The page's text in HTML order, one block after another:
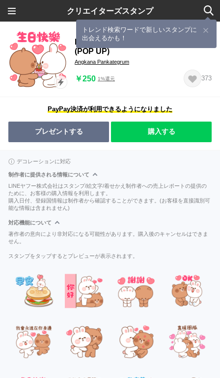
クリエイターズスタンプ
トレンド検索ワードで新しいスタンプに
出会えるかも！
KANA & KAKI : Love Love 12 - CN
(POP UP)
Angkana Pankategrum
￥250 1%還元 373
PayPay決済が利用できるようになりました
プレゼントする 購入する
デコレーションに対応
制作者に提供される情報について
LINEヤフー株式会社はスタンプ/絵文字/着せかえ制作者への売上レポートの提供の
ために、お客様の購入情報を利用します。
購入日付、登録国情報は制作者から確認することができます。(お客様を直接識別可
能な情報は含まれません)
対応機能について
著作者の意向により非対応になる可能性があります。購入後のキャンセルはできま
せん。
スタンプをタップするとプレビューが表示されます。